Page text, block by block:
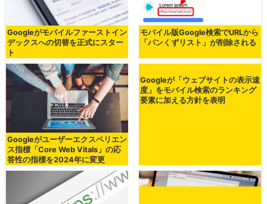
Googleがモバイルファーストイン
デックスへの切替を正式にスター
ト
モバイル版Google検索でURLから
「パンくずリスト」が削除される
Googleがユーザーエクスペリエン
ス指標「Core Web Vitals」の応
答性の指標を2024年に変更
Googleが「ウェブサイトの表示速
度」をモバイル検索のランキング
要素に加える方針を表明